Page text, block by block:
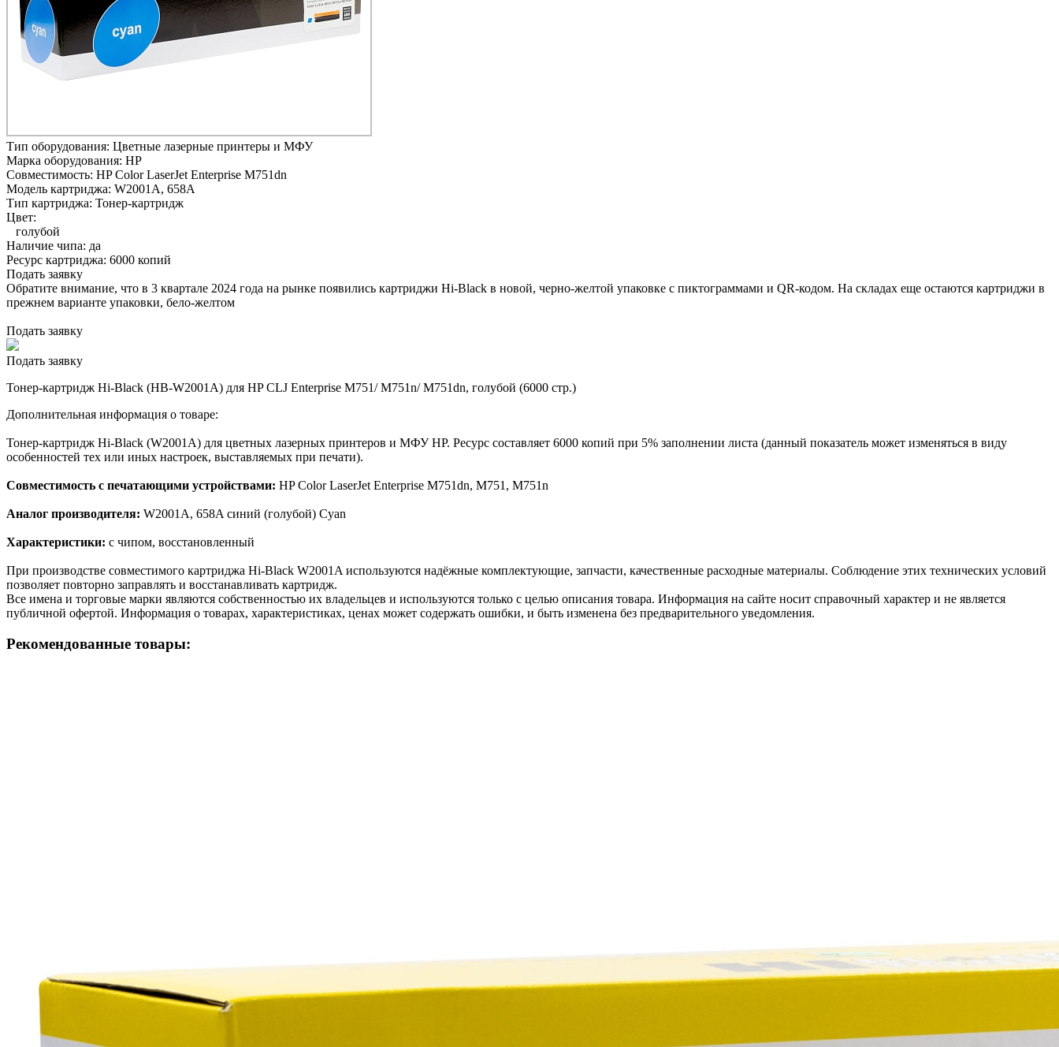
Тип оборудования: Цветные лазерные принтеры и МФУ
Марка оборудования: HP
Совместимость: HP Color LaserJet Enterprise M751dn
Модель картриджа: W2001A, 658A
Тип картриджа: Тонер-картридж
Цвет:
голубой
Наличие чипа: да
Ресурс картриджа: 6000 копий
Подать заявку
Обратите внимание, что в 3 квартале 2024 года на рынке появились картриджи Hi-Black в новой, черно-желтой упаковке с пиктограммами и QR-кодом. На складах еще остаются картриджи в
прежнем варианте упаковки, бело-желтом
Подать заявку
Подать заявку
Тонер-картридж Hi-Black (HB-W2001A) для HP CLJ Enterprise M751/ M751n/ M751dn, голубой (6000 стр.)
Дополнительная информация о товаре:
Тонер-картридж Hi-Black (W2001A) для цветных лазерных принтеров и МФУ HP. Ресурс составляет 6000 копий при 5% заполнении листа (данный показатель может изменяться в виду
особенностей тех или иных настроек, выставляемых при печати).
Совместимость с печатающими устройствами: HP Color LaserJet Enterprise M751dn, M751, M751n
Аналог производителя: W2001A, 658A синий (голубой) Cyan
Характеристики: с чипом, восстановленный
При производстве совместимого картриджа Hi-Black W2001A используются надёжные комплектующие, запчасти, качественные расходные материалы. Соблюдение этих технических условий
позволяет повторно заправлять и восстанавливать картридж.
Все имена и торговые марки являются собственностью их владельцев и используются только с целью описания товара. Информация на сайте носит справочный характер и не является
публичной офертой. Информация о товарах, характеристиках, ценах может содержать ошибки, и быть изменена без предварительного уведомления.
Рекомендованные товары: